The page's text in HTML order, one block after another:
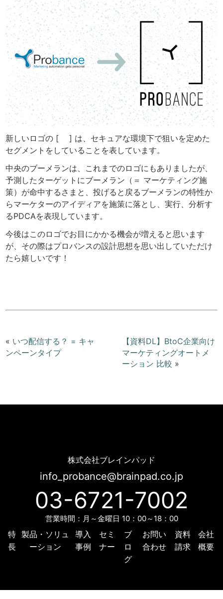
新しいロゴの [ ] は、セキュアな環境下で狙いを定めた
セグメントをしていることを表しています。
中央のブーメランは、これまでのロゴにもありましたが、
予測したターゲットにブーメラン（＝ マーケティング施
策）が命中するさまと、投げると戻るブーメランの特性か
らマーケターのアイディアを施策に落とし、実行、分析す
るPDCAを表現しています。
今後はこのロゴでお目にかかる機会が増えると思います
が、その際はプロバンスの設計思想を思い出していただけ
たら嬉しいです！
« いつ配信する？ = キャ
ンペーンタイプ
【資料DL】BtoC企業向け
マーケティングオートメ
ーション 比較 »
株式会社ブレインパッド
info_probance@brainpad.co.jp
03-6721-7002
営業時間：月～金曜日 10：00～18：00
特
長
製品・ソリュ
ーション
導入
事例
セミ
ナー
ブ
ロ
グ
お問い
合わせ
資料
請求
会社
概要